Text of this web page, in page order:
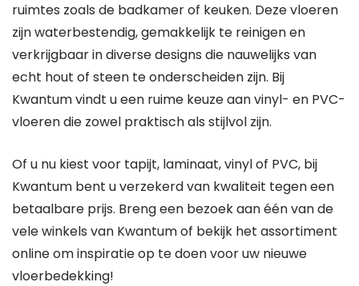
ruimtes zoals de badkamer of keuken. Deze vloeren
zijn waterbestendig, gemakkelijk te reinigen en
verkrijgbaar in diverse designs die nauwelijks van
echt hout of steen te onderscheiden zijn. Bij
Kwantum vindt u een ruime keuze aan vinyl- en PVC-
vloeren die zowel praktisch als stijlvol zijn.
Of u nu kiest voor tapijt, laminaat, vinyl of PVC, bij
Kwantum bent u verzekerd van kwaliteit tegen een
betaalbare prijs. Breng een bezoek aan één van de
vele winkels van Kwantum of bekijk het assortiment
online om inspiratie op te doen voor uw nieuwe
vloerbedekking!